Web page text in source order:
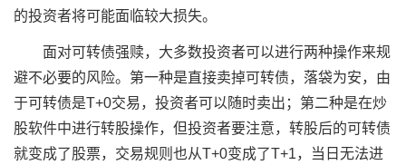
的投资者将可能面临较大损失。
面对可转债强赎，大多数投资者可以进行两种操作来规
避不必要的风险。第一种是直接卖掉可转债，落袋为安，由
于可转债是T+0交易，投资者可以随时卖出；第二种是在炒
股软件中进行转股操作，但投资者要注意，转股后的可转债
就变成了股票，交易规则也从T+0变成了T+1，当日无法进